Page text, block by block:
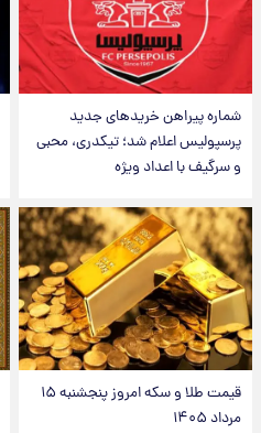
شماره پیراهن خریدهای جدید
پرسپولیس اعلام شد؛ تیکدری، محبی
و سرگیف با اعداد ویژه
قیمت طلا و سکه امروز پنجشنبه ۱۵
مرداد ۱۴۰۵